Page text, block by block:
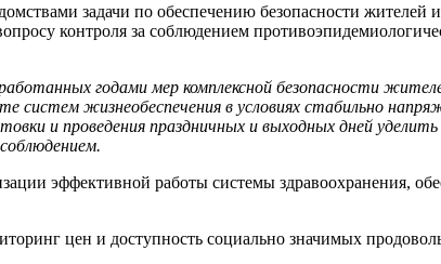
задачи по обеспечению безопасности
контроля за соблюдением
годами мер комплексной безопасности
систем жизнеобеспечения в условиях стабильно
и проведения праздничных и выходных дней
эффективной работы системы здравоохранения,
цен и доступность социально значимых